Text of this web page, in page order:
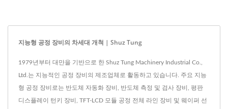
지능형 공정 장비의 차세대 개척 | Shuz Tung
1979년부터 대만을 기반으로 한 Shuz Tung Machinery Industrial Co.,
Ltd.는 지능적인 공정 장비의 제조업체로 활동하고 있습니다. 주요 지능
형 공정 장비로는 반도체 자동화 장비, 반도체 측정 및 검사 장비, 평판
디스플레이 턴키 장비, TFT-LCD 모듈 공정 전체 라인 장비 및 웨이퍼 선